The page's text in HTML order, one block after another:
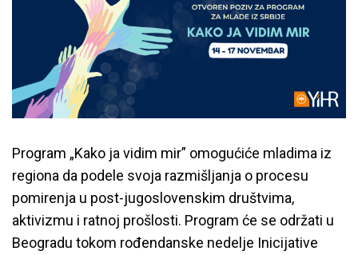
Program „Kako ja vidim mir” omogućiće mladima iz
regiona da podele svoja razmišljanja o procesu
pomirenja u post-jugoslovenskim društvima,
aktivizmu i ratnoj prošlosti. Program će se održati u
Beogradu tokom rođendanske nedelje Inicijative